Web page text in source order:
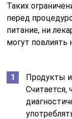
Таких
перед
питание, ни
могут повлиять
Продукты